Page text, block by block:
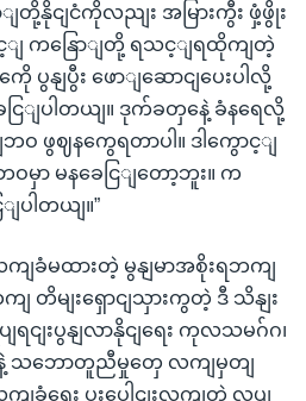
ျတို့နိုငျငံကိုလညျး အမြားကွီး ဖှံ့ဖွိုး
င့ျ ကနြောျတို့ ရသင့ျရထိုကျတဲ့
ပွနျပွီး ဖောျဆောငျပေးပါလို့
ငြျပါတယျ။ ဒုက်ခတှနေဲ့ ခံနရေလို့
ဝ ဖွဈနကွေရတာပါ။ ဒါကွောင့ျ
မှာ မနခေငြျတော့ဘူး။ က
ပါတယျ။”
ခံမထားတဲ့ မွနျမာအစိုးရဘကျ
တိမျးရှောငျသှားကွတဲ့ ဒီ သိနျး
ငျးပွနျလာနိုငျရေး ကုလသမဂ်ဂ၊
နဲ့ သဘောတူညီမှုတှေ လကျမှတျ
ျခံရေး ပူးပေါငျးလကျတှဲ လုပျ